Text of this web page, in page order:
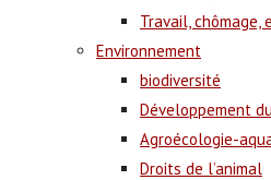
Travail, chômage,
Environnement
biodiversité
Développement
Agroécologie-
Droits de l’animal